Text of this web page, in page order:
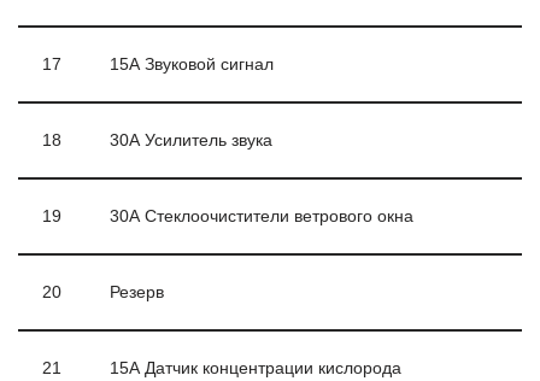
17 15А Звуковой сигнал
18 30А Усилитель звука
19 30А Стеклоочистители ветрового окна
20 Резерв
21 15А Датчик концентрации кислорода